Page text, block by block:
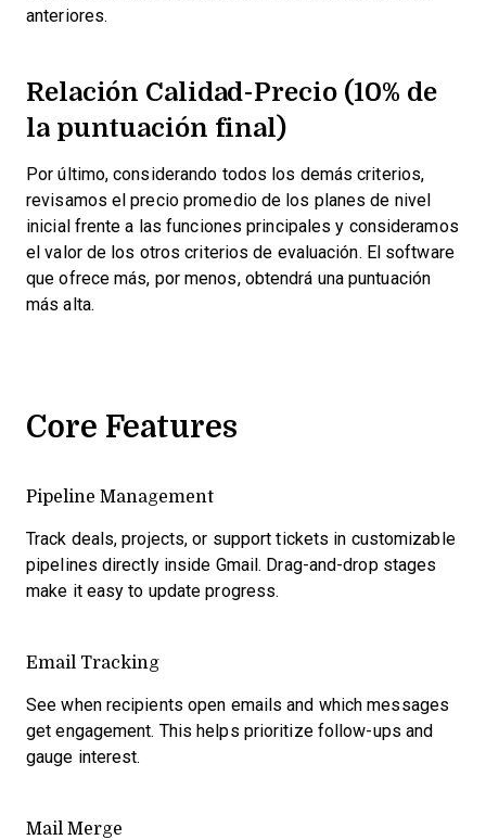
anteriores.
Relación Calidad-Precio (10% de
la puntuación final)
Por último, considerando todos los demás criterios,
revisamos el precio promedio de los planes de nivel
inicial frente a las funciones principales y consideramos
el valor de los otros criterios de evaluación. El software
que ofrece más, por menos, obtendrá una puntuación
más alta.
Core Features
Pipeline Management
Track deals, projects, or support tickets in customizable
pipelines directly inside Gmail. Drag-and-drop stages
make it easy to update progress.
Email Tracking
See when recipients open emails and which messages
get engagement. This helps prioritize follow-ups and
gauge interest.
Mail Merge